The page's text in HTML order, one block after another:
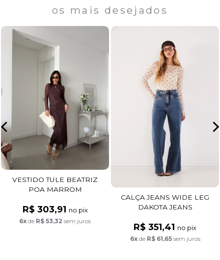
os mais desejados
VESTIDO TULE BEATRIZ
POA MARROM
R$ 303,91 no pix
6x de R$ 53,32 sem juros
CALÇA JEANS WIDE LEG
DAKOTA JEANS
R$ 351,41 no pix
6xde R$ 61,65sem juros